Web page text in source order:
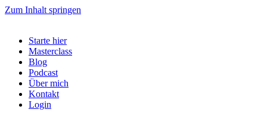
Zum Inhalt springen
Starte hier
Masterclass
Blog
Podcast
Über mich
Kontakt
Login